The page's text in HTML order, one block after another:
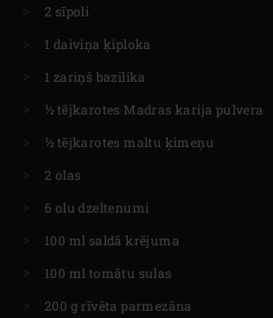
2 sīpoli
1 daiviņa ķiploka
1 zariņš bazilika
½ tējkarotes Madras karija pulvera
½ tējkarotes maltu ķimeņu
2 olas
6 olu dzeltenumi
100 ml saldā krējuma
100 ml tomātu sulas
200 g rīvēta parmezāna